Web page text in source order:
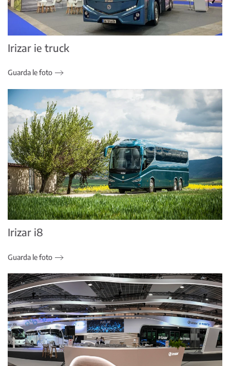
Irizar ie truck
Guarda le foto
Irizar i8
Guarda le foto